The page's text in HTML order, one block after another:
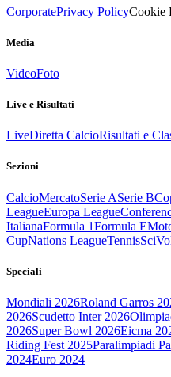
CorporatePrivacy PolicyCookie
Media
VideoFoto
Live e Risultati
LiveDiretta CalcioRisultati e
Sezioni
CalcioMercatoSerie ASerie B
LeagueEuropa League
ItalianaFormula 1Formula E
CupNations LeagueTennisSci
Speciali
Mondiali 2026Roland Garros
2026Scudetto Inter 2026
2026Super Bowl 2026Eicma
Riding Fest 2025Paralimpiadi
2024Euro 2024